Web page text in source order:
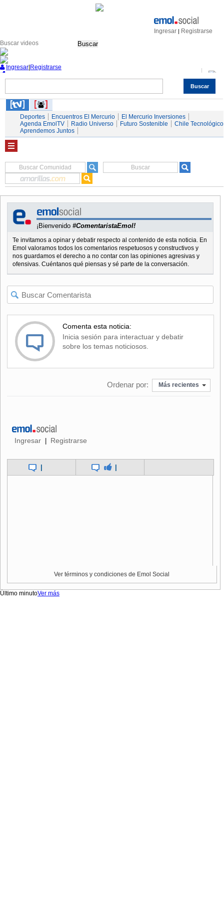
Ingresar | Registrarse
Buscar
Buscar
Ingresar Registrarse
Servicios
Deportes Encuentros El Mercurio
El Mercurio Inversiones
Agenda EmolTV
Radio Universo Futuro Sostenible
Chile Tecnológico
Aprendemos Juntos
¡Bienvenido #ComentaristaEmol!
Te invitamos a opinar y debatir respecto al contenido de esta noticia. En
Emol valoramos todos los comentarios respetuosos y constructivos y
nos guardamos el derecho a no contar con las opiniones agresivas y
ofensivas. Cuéntanos qué piensas y sé parte de la conversación.
Comenta esta noticia:
Inicia sesión para interactuar y debatir
sobre los temas noticiosos.
Ordenar por: Más recientes
Ingresar | Registrarse
| |
Ver términos y condiciones de Emol Social
Último minutoVer más